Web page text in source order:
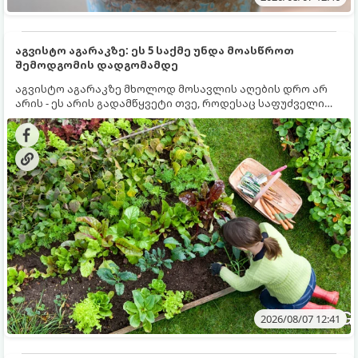
აგვისტო აგარაკზე: ეს 5 საქმე უნდა მოასწროთ
შემოდგომის დადგომამდე
აგვისტო აგარაკზე მხოლოდ მოსავლის აღების დრო არ
არის - ეს არის გადამწყვეტი თვე, როდესაც საფუძველი
ეყრება მომავალი წლის მოსავალს და ბაღი მზადდება
შემოდგომა-ზამთრის სეზონისთვის. იმისათვის, რომ
ნიადაგმა ენერგია აღიდგინოს, ხოლო მცენარეებმა
ზამთარს გაუძლონ, აგვისტოს ბოლომდე 5
მნიშვნელოვანი საქმის გაკეთება უნდა მოასწროთ:
2026/08/07 12:41